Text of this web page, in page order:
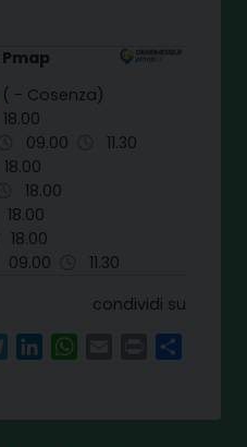
( - Cosenza)
18.00
09.00
11.30
18.00
18.00
18.00
18.00
09.00
11.30
condividi su
TelegramLinkedInWhatsAppPrint